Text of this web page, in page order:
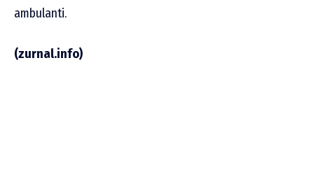
ambulanti.
(zurnal.info)